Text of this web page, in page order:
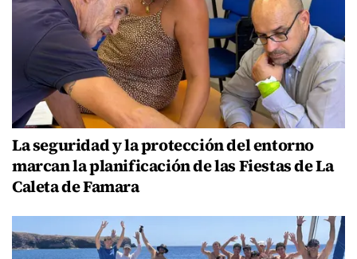
La seguridad y la protección del entorno
marcan la planificación de las Fiestas de La
Caleta de Famara